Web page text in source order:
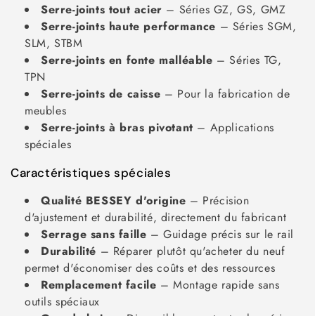
Serre-joints tout acier – Séries GZ, GS, GMZ
Serre-joints haute performance – Séries SGM,
SLM, STBM
Serre-joints en fonte malléable – Séries TG,
TPN
Serre-joints de caisse – Pour la fabrication de
meubles
Serre-joints à bras pivotant – Applications
spéciales
Caractéristiques spéciales
Qualité BESSEY d'origine – Précision
d'ajustement et durabilité, directement du fabricant
Serrage sans faille – Guidage précis sur le rail
Durabilité – Réparer plutôt qu'acheter du neuf
permet d'économiser des coûts et des ressources
Remplacement facile – Montage rapide sans
outils spéciaux